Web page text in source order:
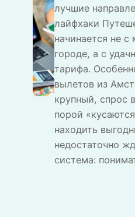
лучшие
лайфхаки
начинается не
городе, а с
тарифа.
вылетов из
крупный, спрос
порой
находить
недостаточно
система: